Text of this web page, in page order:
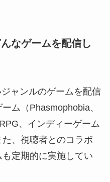
なゲームを配信し
ャンルのゲームを配信
ム（Phasmophobia、
、インディーゲーム
、視聴者とのコラボ
定期的に実施してい